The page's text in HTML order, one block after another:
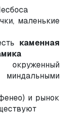
маленькие
каменная
и рынок